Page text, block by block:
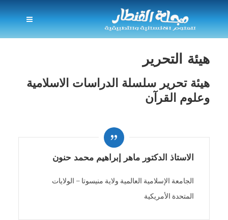
هيئة التحرير
هيئة تحرير سلسلة الدراسات الاسلامية
وعلوم القرآن
الاستاذ الدكتور ماهر إبراهيم محمد حنون
الجامعة الإسلامية العالمية ولاية منيسوتا – الولايات
المتحدة الأمريكية